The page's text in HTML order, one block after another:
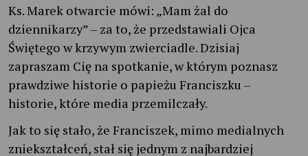
Ks. Marek otwarcie mówi: „Mam żal do
dziennikarzy” – za to, że przedstawiali Ojca
Świętego w krzywym zwierciadle. Dzisiaj
zapraszam Cię na spotkanie, w którym poznasz
prawdziwe historie o papieżu Franciszku –
historie, które media przemilczały.
Jak to się stało, że Franciszek, mimo medialnych
zniekształceń, stał się jednym z najbardziej